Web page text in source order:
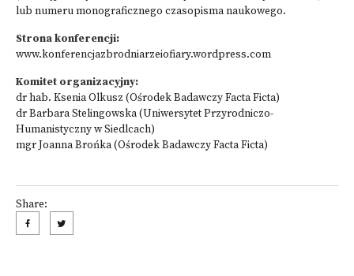
lub numeru monograficznego czasopisma naukowego.
Strona konferencji:
www.konferencjazbrodniarzeiofiary.wordpress.com
Komitet organizacyjny:
dr hab. Ksenia Olkusz (Ośrodek Badawczy Facta Ficta)
dr Barbara Stelingowska (Uniwersytet Przyrodniczo-
Humanistyczny w Siedlcach)
mgr Joanna Brońka (Ośrodek Badawczy Facta Ficta)
Share: